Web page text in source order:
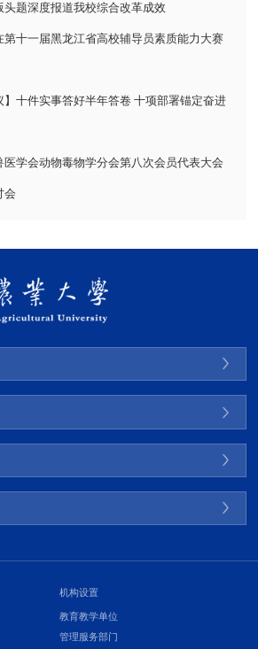
头题深度报道我校综合改革成效
第十一届黑龙江省高校辅导员素质能力大赛
】十件实事答好半年答卷 十项部署锚定奋进
学会动物毒物学分会第八次会员代表大会
会
机构设置
教育教学单位
管理服务部门